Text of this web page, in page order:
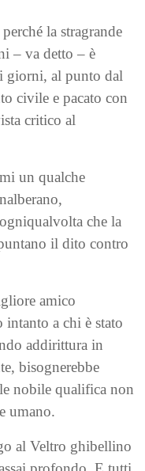
la stragrande
– va detto – è
giorni, al punto dal
civile e pacato con
critico al
un qualche
che la
il dito contro
amico
intanto a chi è stato
addirittura in
bisognerebbe
nobile qualifica non
umano.
al Veltro ghibellino